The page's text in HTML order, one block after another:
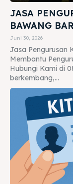
JASA
BAWANG
Juni 30, 2026
Jasa Pengurusan
Membantu
Hubungi Kami di
berkembang,...